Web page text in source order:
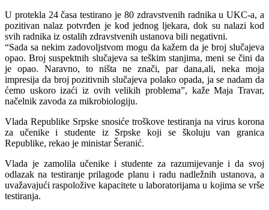
U protekla 24 časa testirano je 80 zdravstvenih radnika u UKC-a, a
pozitivan nalaz potvrđen je kod jednog ljekara, dok su nalazi kod
svih radnika iz ostalih zdravstvenih ustanova bili negativni.
“Sada sa nekim zadovoljstvom mogu da kažem da je broj slučajeva
opao. Broj suspektnih slučajeva sa teškim stanjima, meni se čini da
je opao. Naravno, to ništa ne znači, par dana,ali, neka moja
impresija da broj pozitivnih slučajeva polako opada, ja se nadam da
ćemo uskoro izaći iz ovih velikih problema”, kaže Maja Travar,
načelnik zavoda za mikrobiologiju.
Vlada Republike Srpske snosiće troškove testiranja na virus korona
za učenike i studente iz Srpske koji se školuju van granica
Republike, rekao je ministar Šeranić.
Vlada je zamolila učenike i studente za razumijevanje i da svoj
odlazak na testiranje prilagode planu i radu nadležnih ustanova, a
uvažavajući raspoložive kapacitete u laboratorijama u kojima se vrše
testiranja.